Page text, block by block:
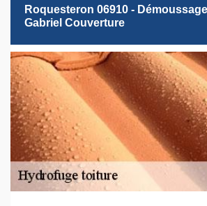
Roquesteron 06910 -
Gabriel Couverture